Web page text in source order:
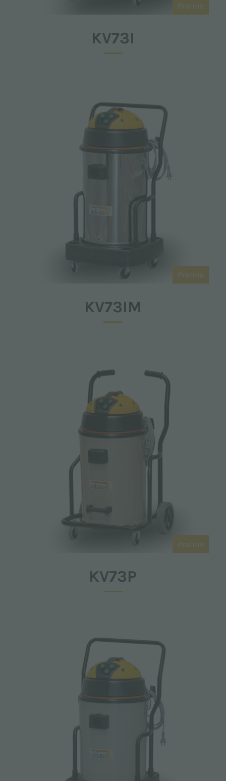
Proline
KV73I
Proline
KV73IM
Proline
KV73P